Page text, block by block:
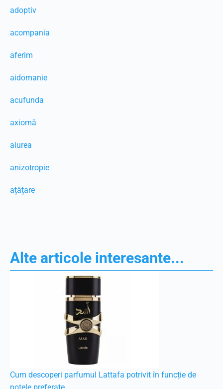
adoptiv
acompania
aferim
aidomanie
acufunda
axiomă
aiurea
anizotropie
ațâțare
Alte articole interesante...
Cum descoperi parfumul Lattafa potrivit în funcție de